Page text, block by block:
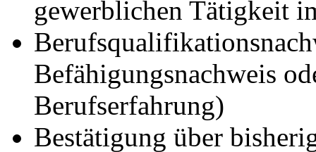
gewerblichen Tätigkeit
Befähigungsnachweis
Berufserfahrung)
Bestätigung über